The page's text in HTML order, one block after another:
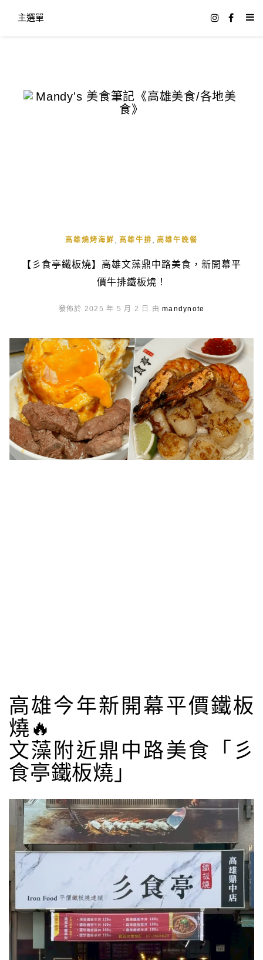
主選單
高雄燒烤海鮮 高雄牛排 高雄午晚餐
【彡食亭鐵板燒】高雄文藻鼎中路美食，新開幕平
價牛排鐵板燒！
發佈於 2025 年 5 月 2 日 由 mandynote
高雄今年新開幕平價鐵板
燒🔥
文藻附近鼎中路美食「彡
食亭鐵板燒」